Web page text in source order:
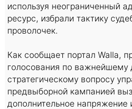
используя неограниченный
ресурс, избрали тактику
проволочек.
Как сообщает портал Walla,
голосования по важнейшему
стратегическому вопросу
предвыборной кампанией
дополнительное напряжение